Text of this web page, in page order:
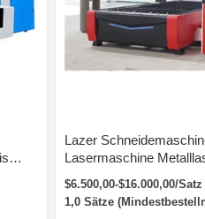
Staubabsaugsystem -
Lazer
Lasermaschine
Schneiden Lazer Kesim
$6.500,00-$16.000,00/Satz
1,0 Sätze